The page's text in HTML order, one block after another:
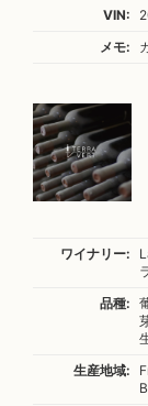
VIN:
メモ:
ワイナリー:
品種:
生産地域: